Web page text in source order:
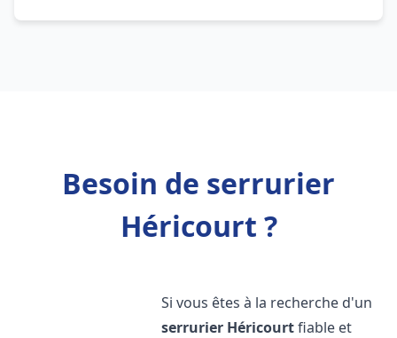
Besoin de serrurier
Héricourt ?
Si vous êtes à la recherche d'un
serrurier Héricourtfiable et